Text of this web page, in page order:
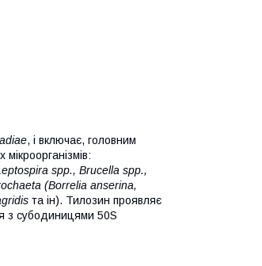
, і включає, головним
spp., Brucella spp.,
(Borrelia anserina,
та ін). Тилозин проявляє
з субодиницями 50S